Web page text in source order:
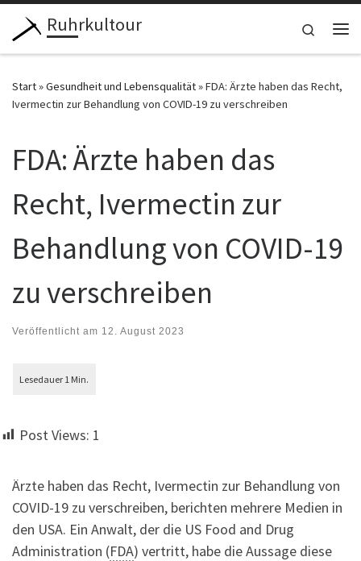
Zum Inhalt springen
Ruhrkultour
Search
Start»Gesundheit und Lebensqualität»FDA: Ärzte haben das Recht,
Ivermectin zur Behandlung von COVID-19 zu verschreiben
FDA: Ärzte haben das
Recht, Ivermectin zur
Behandlung von COVID-19
zu verschreiben
Veröffentlicht am 12. August 2023
Post Views: 1
Ärzte haben das Recht, Ivermectin zur Behandlung von
COVID-19 zu verschreiben, berichten mehrere Medien in
den USA. Ein Anwalt, der die US Food and Drug
Administration (FDA) vertritt, habe die Aussage diese